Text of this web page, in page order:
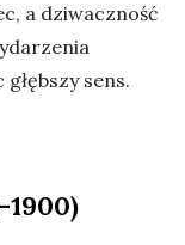
a dziwaczność
sens.